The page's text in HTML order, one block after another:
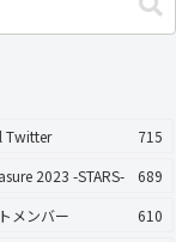
Twitter
715
2023 -STARS-
689
メンバー
610